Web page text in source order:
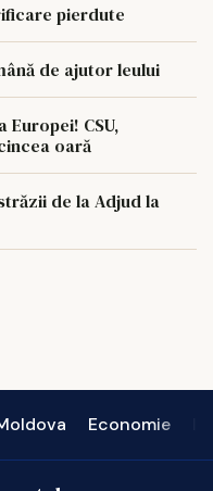
pierdute
de ajutor leului
Europei! CSU,
oară
de la Adjud la
Economie